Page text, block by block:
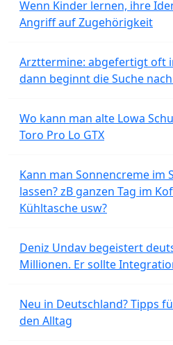
Wenn Kinder lernen, ihre
Angriff auf Zugehörigkeit
Arzttermine: abgefertigt oft
dann beginnt die Suche
Wo kann man alte Lowa
Toro Pro Lo GTX
Kann man Sonnencreme im
lassen? zB ganzen Tag im
Kühltasche usw?
Deniz Undav begeistert
Millionen. Er sollte
Neu in Deutschland? Tipps
den Alltag